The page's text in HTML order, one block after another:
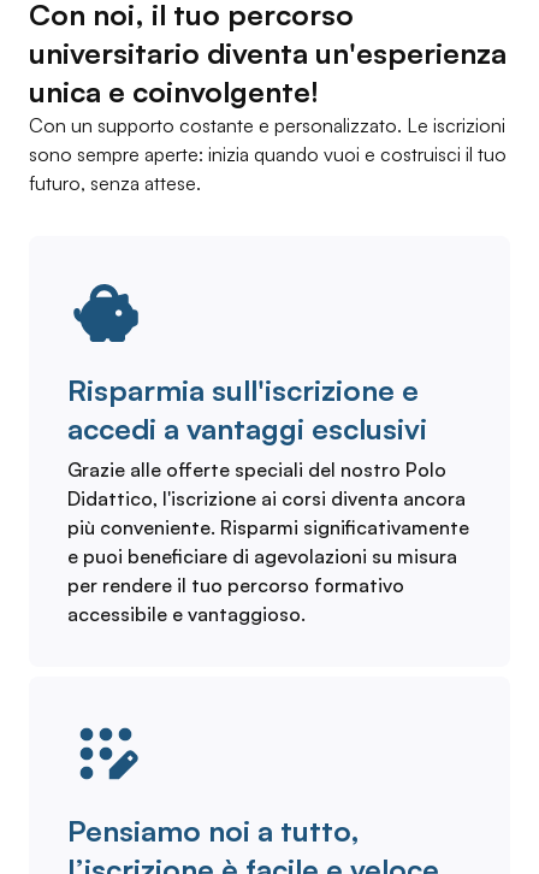
Con noi, il tuo percorso
universitario diventa un'esperienza
unica e coinvolgente!
Con un supporto costante e personalizzato. Le iscrizioni
sono sempre aperte: inizia quando vuoi e costruisci il tuo
futuro, senza attese.
Risparmia sull'iscrizione e
accedi a vantaggi esclusivi
Grazie alle offerte speciali del nostro Polo
Didattico, l'iscrizione ai corsi diventa ancora
più conveniente. Risparmi significativamente
e puoi beneficiare di agevolazioni su misura
per rendere il tuo percorso formativo
accessibile e vantaggioso.
Pensiamo noi a tutto,